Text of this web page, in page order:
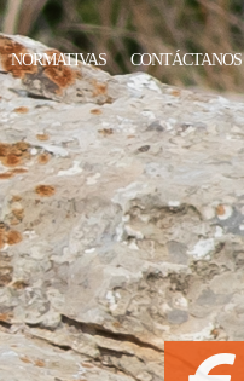
NORMATIVAS CONTÁCTANOS